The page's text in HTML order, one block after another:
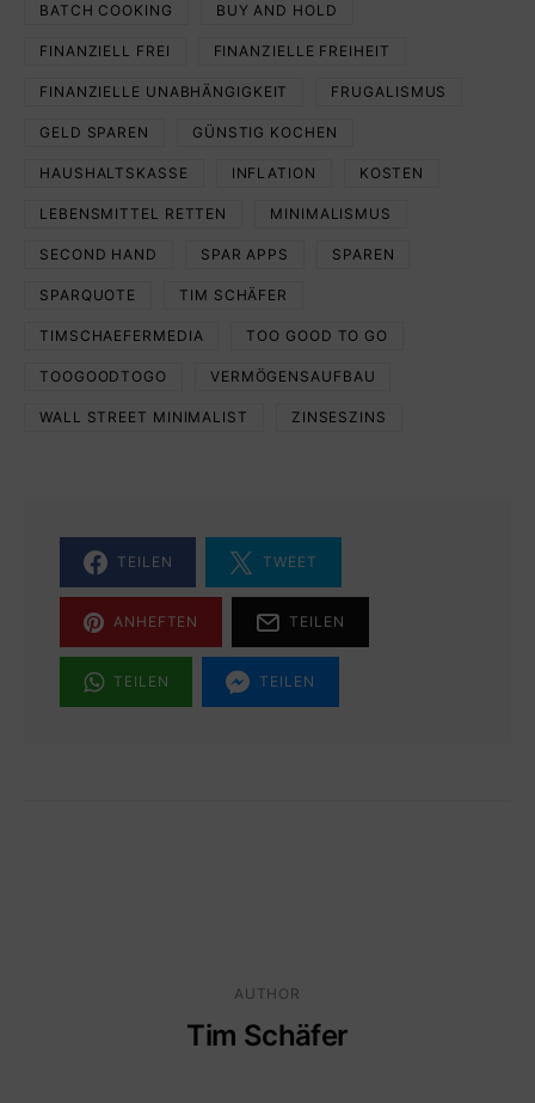
BATCH COOKING BUY AND HOLD
FINANZIELL FREI FINANZIELLE FREIHEIT
FINANZIELLE UNABHÄNGIGKEIT FRUGALISMUS
GELD SPAREN GÜNSTIG KOCHEN
HAUSHALTSKASSE INFLATION KOSTEN
LEBENSMITTEL RETTEN MINIMALISMUS
SECOND HAND SPAR APPS SPAREN
SPARQUOTE TIM SCHÄFER
TIMSCHAEFERMEDIA TOO GOOD TO GO
TOOGOODTOGO VERMÖGENSAUFBAU
WALL STREET MINIMALIST ZINSESZINS
TEILEN TWEET
ANHEFTEN TEILEN
TEILEN TEILEN
AUTHOR
Tim Schäfer